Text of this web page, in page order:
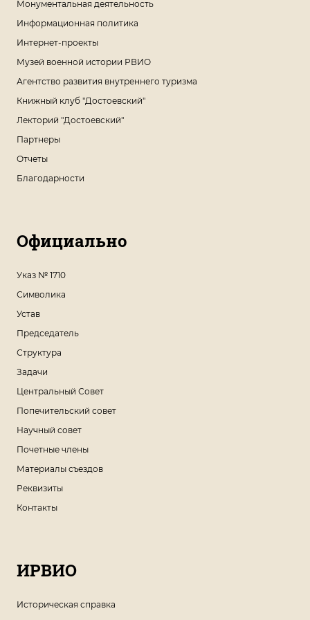
Монументальная деятельность
Информационная политика
Интернет-проекты
Музей военной истории РВИО
Агентство развития внутреннего туризма
Книжный клуб "Достоевский"
Лекторий "Достоевский"
Партнеры
Отчеты
Благодарности
Официально
Указ № 1710
Символика
Устав
Председатель
Структура
Задачи
Центральный Совет
Попечительский совет
Научный совет
Почетные члены
Материалы съездов
Реквизиты
Контакты
ИРВИО
Историческая справка